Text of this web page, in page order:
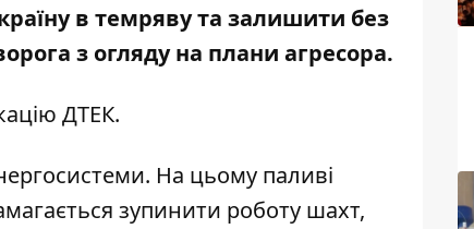
в темряву та залишити без
з огляду на плани агресора.
ДТЕК.
На цьому паливі
зупинити роботу шахт,